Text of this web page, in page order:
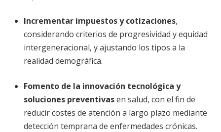
Incrementar impuestos y cotizaciones,
considerando criterios de progresividad y equidad
intergeneracional, y ajustando los tipos a la
realidad demográfica.
Fomento de la innovación tecnológica y
soluciones preventivasen salud, con el fin de
reducir costes de atención a largo plazo mediante
detección temprana de enfermedades crónicas.